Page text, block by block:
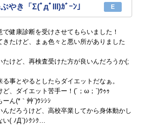
やき「Σ(ﾟдﾟlll)ｶﾞｰﾝ」 E
健康診断を受けさせてもらいました！
きたけど、まぁ色々と悪い所がありました
たけど、再検査受けた方が良いんだろうか(;
事とやるとしたらダイエットだなぁ。
、ダイエット苦手ー！(´；ω；`)ｳｩｩ
ん(*｀艸´)ｳｼｼｼ
だろうけど、高校卒業してから身体動かし
い( ﾉД`)ｼｸｼｸ…